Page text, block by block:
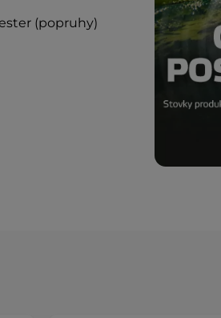
(popruhy)